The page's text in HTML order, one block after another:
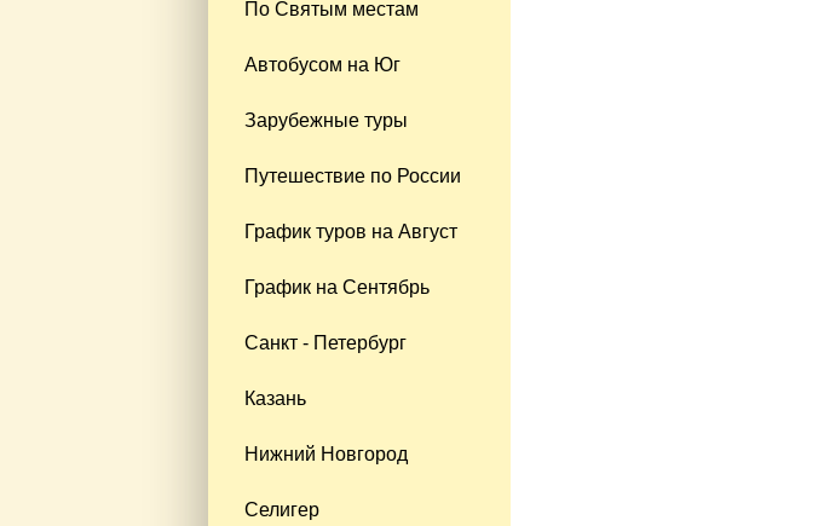
По Святым местам
Автобусом на Юг
Зарубежные туры
Путешествие по России
График туров на Август
График на Сентябрь
Санкт - Петербург
Казань
Нижний Новгород
Селигер